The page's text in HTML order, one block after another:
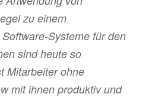
zu einem
Systeme für den
sind heute so
Mitarbeiter ohne
mit ihnen produktiv und